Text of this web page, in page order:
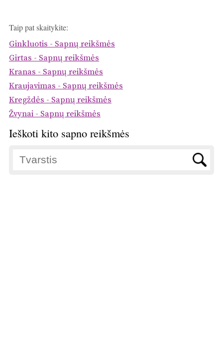
Taip pat skaitykite:
Ginkluotis - Sapnų reikšmės
Girtas - Sapnų reikšmės
Kranas - Sapnų reikšmės
Kraujavimas - Sapnų reikšmės
Kregždės - Sapnų reikšmės
Žvynai - Sapnų reikšmės
Ieškoti kito sapno reikšmės